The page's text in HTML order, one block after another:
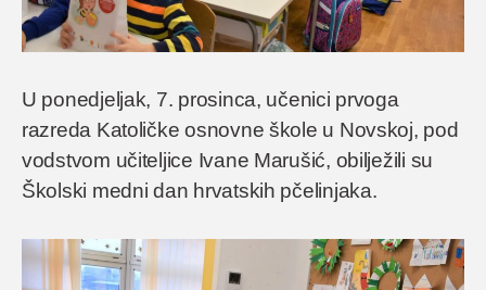
U ponedjeljak, 7. prosinca, učenici prvoga
razreda Katoličke osnovne škole u Novskoj, pod
vodstvom učiteljice Ivane Marušić, obilježili su
Školski medni dan hrvatskih pčelinjaka.